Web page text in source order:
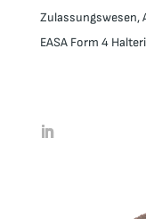
EASA Form 4